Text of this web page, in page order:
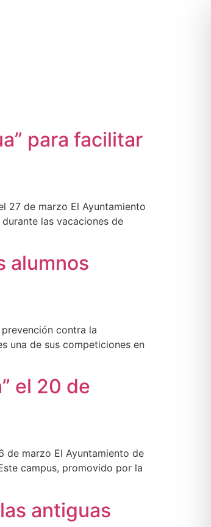
para facilitar
27 de marzo El Ayuntamiento
las vacaciones de
alumnos
contra la
una de sus competiciones en
el 20 de
de marzo El Ayuntamiento de
campus, promovido por la
antiguas